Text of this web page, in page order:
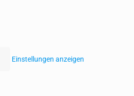
Einstellungen anzeigen